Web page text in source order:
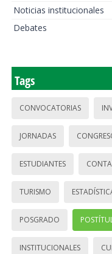
Noticias institucionales
Debates
Tags
CONVOCATORIAS
JORNADAS
ESTUDIANTES
TURISMO
POSGRADO
INSTITUCIONALES